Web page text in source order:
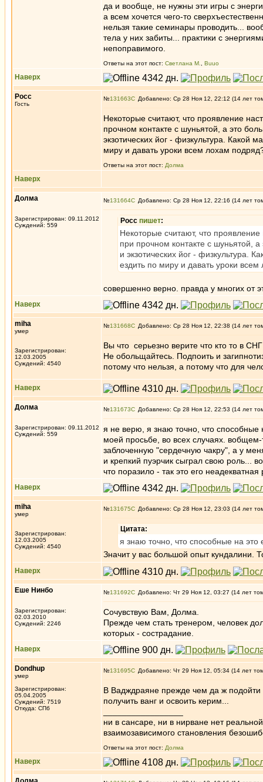
да и вообще, не нужны эти игры с
а всем хочется чего-то
нельзя такие семинары проводить...
тела у них забиты... практики с
непоправимого.
Ответы на этот пост: Светлана М. Buuo
Наверх
Росс
Гость
№131663 Добавлено: Ср 28 Ноя 12, 22:12 (14 лет
Некоторые считают, что проявление
прочном контакте с шуньятой, а это
экзотических йог - физкультура. Какой
миру и давать уроки всем лохам
Ответы на этот пост: Долма
Наверх
Долма
Зарегистрирован: 09.11.2012
Суждений: 559
№131664 Добавлено: Ср 28 Ноя 12, 22:16 (14 лет
Росс пишет:
Некоторые считают, что
при прочном контакте с шуньятой,
и экзотических йог - физкультура.
ездить по миру и давать уроки
совершенно верно. правда у многих от
Наверх
miha
умер
Зарегистрирован:
12.03.2005
Суждений: 4540
№131668 Добавлено: Ср 28 Ноя 12, 22:38 (14 лет
Вы что серьезно верите что кто то в
Не обольщайтесь. Подпоить и
потому что нельзя, а потому что для
Наверх
Долма
Зарегистрирован: 09.11.2012
Суждений: 559
№131673 Добавлено: Ср 28 Ноя 12, 22:53 (14 лет
я не верю, я знаю точно, что способные
моей просьбе, во всех случаях.
заблоченную "сердечную чакру", а у
и крепкий пуэрчик сыграл свою роль...
что поразило - так это его неадекватная
Наверх
miha
умер
Зарегистрирован:
12.03.2005
Суждений: 4540
№131675 Добавлено: Ср 28 Ноя 12, 23:03 (14 лет
Цитата:
я знаю точно, что способные на это
Значит у вас большой опыт кундалини.
Наверх
Еше Нинбо
Зарегистрирован:
02.03.2010
Суждений: 2246
№131692 Добавлено: Чт 29 Ноя 12, 03:27 (14 лет
Сочувствую Вам, Долма.
Прежде чем стать тренером, человек
которых - сострадание.
Наверх
Dondhup
умер
Зарегистрирован:
05.04.2005
Суждений: 7519
Откуда: СПб
№131695 Добавлено: Чт 29 Ноя 12, 05:34 (14 лет
В Вадждраяне прежде чем да ж подойти
получить ванг и освоить керим...
ни в сансаре, ни в нирване нет
взаимозависимого становления
Ответы на этот пост: Долма
Наверх